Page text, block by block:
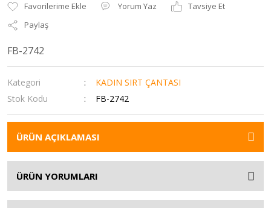
Yorum Yaz
Tavsiye Et
Paylaş
FB-2742
Kategori
KADIN SIRT ÇANTASI
Stok Kodu
FB-2742
ÜRÜN AÇIKLAMASI
ÜRÜN YORUMLARI